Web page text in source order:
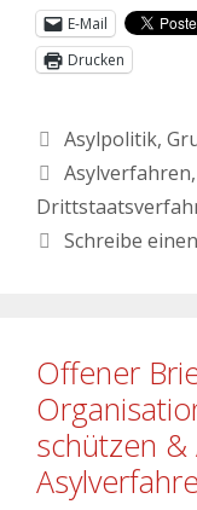
E-Mail
Drucken
Asylpolitik,
Asylverfahren,
Schreibe
Offener
schützen &